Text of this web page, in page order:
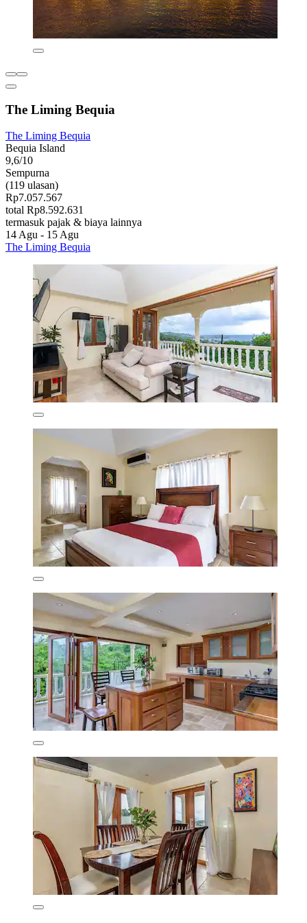
The Liming Bequia
The Liming Bequia
Bequia Island
9,6/10
Sempurna
(119 ulasan)
Rp7.057.567
total Rp8.592.631
termasuk pajak & biaya lainnya
14 Agu - 15 Agu
The Liming Bequia